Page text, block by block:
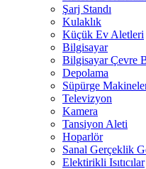
Şarj Standı
Kulaklık
Küçük Ev Aletleri
Bilgisayar
Bilgisayar Çevre
Depolama
Süpürge
Televizyon
Kamera
Tansiyon Aleti
Hoparlör
Sanal Gerçeklik
Elektirikli Isıtıcılar